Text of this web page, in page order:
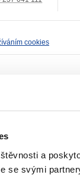
a
se svými
cookies